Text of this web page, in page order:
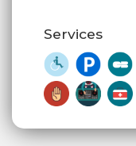
Services